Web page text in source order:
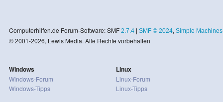
Computerhilfen.de Forum-Software: SMF 2.7.4| SMF © 2024, Simple Machines
© 2001-2026, Lewis Media. Alle Rechte vorbehalten
Windows
Windows-Forum
Windows-Tipps
Linux
Linux-Forum
Linux-Tipps